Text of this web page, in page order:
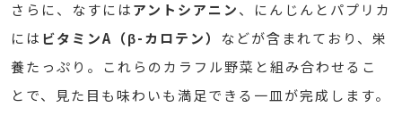
さらに、なすにはアントシアニン、にんじんとパプリカ
には ビタミンA（β-カロテン） などが含まれており、栄
養たっぷり。これらのカラフル野菜と組み合わせるこ
とで、見た目も味わいも満足できる一皿が完成します。